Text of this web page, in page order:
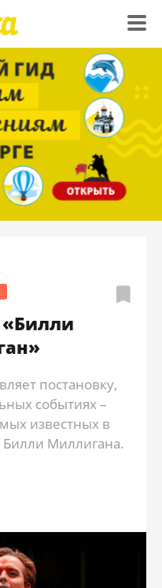
постановку,
событиях –
известных в
Миллигана.